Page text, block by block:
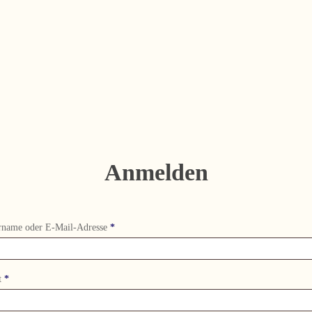
Anmelden
oder E-Mail-Adresse *Erforderlich
*Erforderlich